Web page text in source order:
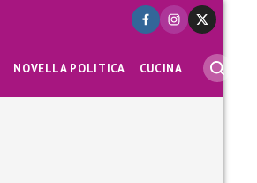
NOVELLA POLITICA CUCINA